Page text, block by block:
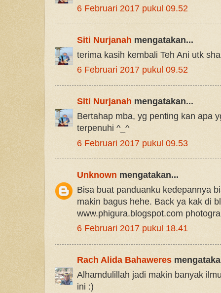
6 Februari 2017 pukul 09.52
Siti Nurjanah mengatakan...
terima kasih kembali Teh Ani utk
6 Februari 2017 pukul 09.52
Siti Nurjanah mengatakan...
Bertahap mba, yg penting kan apa
terpenuhi ^_^
6 Februari 2017 pukul 09.53
Unknown mengatakan...
Bisa buat panduanku kedepannya
makin bagus hehe. Back ya kak di
www.phigura.blogspot.com
6 Februari 2017 pukul 18.41
Rach Alida Bahaweres
Alhamdulillah jadi makin banyak
ini :)